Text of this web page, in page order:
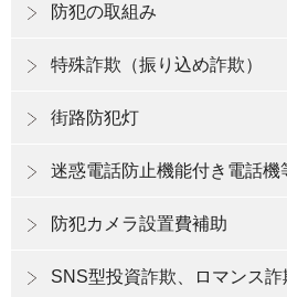
防犯の取組み
特殊詐欺（振り込め詐欺）
街路防犯灯
迷惑電話防止機能付き電話機
防犯カメラ設置費補助
SNS型投資詐欺、ロマンス